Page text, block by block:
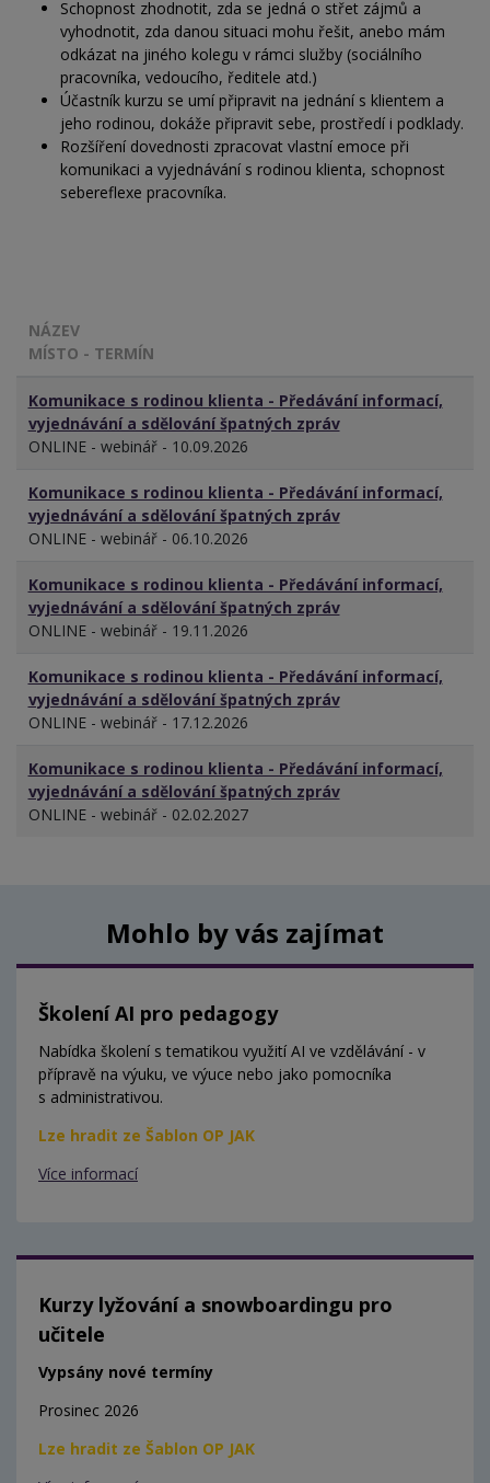
Schopnost zhodnotit, zda se jedná o střet zájmů a
vyhodnotit, zda danou situaci mohu řešit, anebo mám
odkázat na jiného kolegu v rámci služby (sociálního
pracovníka, vedoucího, ředitele atd.)
Účastník kurzu se umí připravit na jednání s klientem a
jeho rodinou, dokáže připravit sebe, prostředí i podklady.
Rozšíření dovednosti zpracovat vlastní emoce při
komunikaci a vyjednávání s rodinou klienta, schopnost
sebereflexe pracovníka.
NÁZEV
MÍSTO - TERMÍN
Komunikace s rodinou klienta - Předávání informací,
vyjednávání a sdělování špatných zpráv
ONLINE - webinář - 10.09.2026
Komunikace s rodinou klienta - Předávání informací,
vyjednávání a sdělování špatných zpráv
ONLINE - webinář - 06.10.2026
Komunikace s rodinou klienta - Předávání informací,
vyjednávání a sdělování špatných zpráv
ONLINE - webinář - 19.11.2026
Komunikace s rodinou klienta - Předávání informací,
vyjednávání a sdělování špatných zpráv
ONLINE - webinář - 17.12.2026
Komunikace s rodinou klienta - Předávání informací,
vyjednávání a sdělování špatných zpráv
ONLINE - webinář - 02.02.2027
Mohlo by vás zajímat
Školení AI pro pedagogy
Nabídka školení s tematikou využití AI ve vzdělávání - v
přípravě na výuku, ve výuce nebo jako pomocníka
s administrativou.
Lze hradit ze Šablon OP JAK
Více informací
Kurzy lyžování a snowboardingu pro
učitele
Vypsány nové termíny
Prosinec 2026
Lze hradit ze Šablon OP JAK